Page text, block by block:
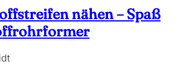
nähen – Spaß